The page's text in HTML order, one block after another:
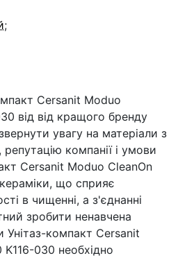
;
Cersanit Moduo
від від кращого бренду
увагу на матеріали з
компанії і умови
Cersanit Moduo CleanOn
що сприяє
в чищенні, а з'єднанні
зробити ненавчена
компакт Cersanit
030 необхідно